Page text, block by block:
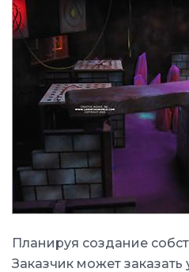
Планируя создание
Заказчик может заказать